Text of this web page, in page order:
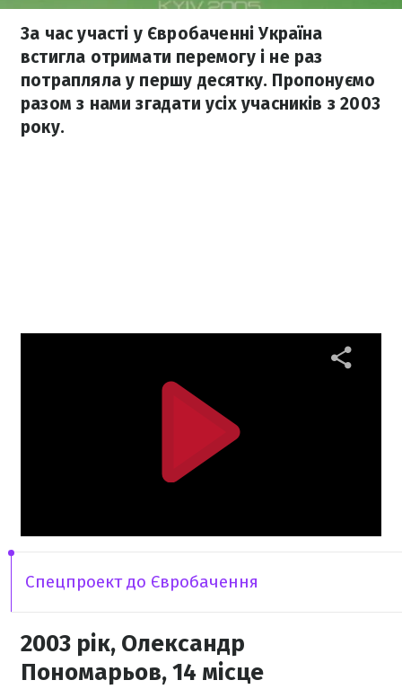
За час участі у Євробаченні Україна
встигла отримати перемогу і не раз
потрапляла у першу десятку. Пропонуємо
разом з нами згадати усіх учасників з 2003
року.
Спецпроект до Євробачення
2003 рік, Олександр
Пономарьов, 14 місце